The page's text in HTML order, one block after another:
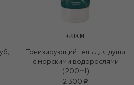
GUAM
Тонизирующий гель для душа
с морскими водорослями
(200ml)
2 300 ₽